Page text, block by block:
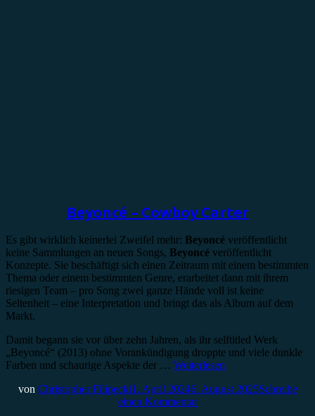
Beyoncé – Cowboy Carter
Es gibt wirklich keinerlei Zweifel mehr: Beyoncé veröffentlicht
keine Sammlungen an neuen Songs, Beyoncé veröffentlicht
Konzepte. Sie beschäftigt sich einen Zeitraum mit einem bestimmten
Thema oder einem bestimmten Genre, erarbeitet dann mit ihrem
riesigen Team – pro Song zwei ganze Hände voll ist keine
Seltenheit – eine Interpretation und bringt das als Album auf dem
Markt.
Damit begann sie vor über zehn Jahren, als ihr selftitled Werk
„Beyoncé“ (2013) ohne Vorankündigung droppte und viele dunkle
Farben und schaurige Aspekte der … Weiterlesen
von Christopher Filipecki1. April 20246. August 2025Schreibe
einen Kommentar